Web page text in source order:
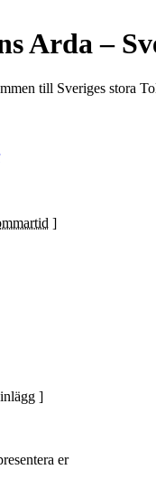
Arda –
till Sveriges stora
]
]
er